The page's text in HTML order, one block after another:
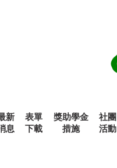
新
息
表單
下載
獎助學金
措施
社團
活動